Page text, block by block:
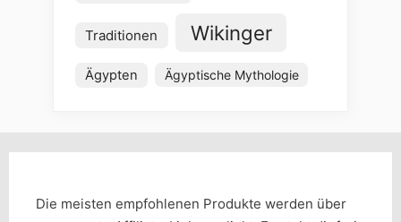
Traditionen Wikinger
Ägypten Ägyptische Mythologie
Die meisten empfohlenen Produkte werden über